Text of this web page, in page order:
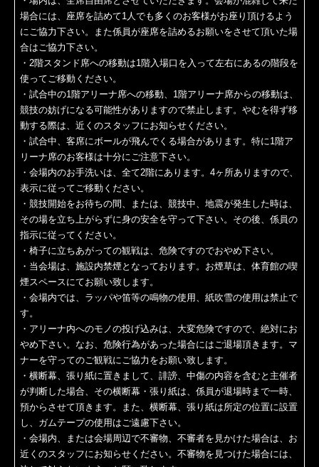
場合には、座席を詰めて1人でも多くのお客様がお座り頂けるよう
にご協力下さい。また係員が座席を詰めるお願いをさせて頂いた場
合はご協力下さい。
・2階スタンド席への移動は1階入場口を入って左右にあるの階段を
使ってご移動ください。
・試合中の1階アリーナ席への移動、1階アリーナ席からの移動は、
競技の妨げになる可能性がありますので禁止します。やむを得ず移
動する際は、近くのスタッフにお知らせください。
・試合中、客席にボールが飛んでくる場合があります。特に1階ア
リーナ席のお客様は十分にご注意下さい。
・会場内のお手洗いは、全て2階にあります。4ヶ所ありますので、
表示に従ってご移動ください。
・競技開始をお待ちの間、または、競技中、地震が発生した時は、
その場を立ち上がらずに身の安全を守って下さい。その後、係員の
指示に従ってください。
・椅子に立ちあがっての観戦は、危険ですのでおやめ下さい。
・当会場は、施設内禁煙となっております。お煙草は、体育館の喫
煙スペースにてお願い致します。
・会場内では、ラッパや笛等の鳴物の使用、紙吹雪の使用は禁止で
す。
・アリーナ内へのモノの投げ込みは、大変危険ですので、絶対にお
やめ下さい。なお、危険行為があった場合にはご退場頂きます。マ
ナーを守ってのご観戦にご協力をお願い致します。
・横断幕、張り紙に置きまして、誹謗、中傷の内容を含むと主催者
が判断した場合、その横断幕・張り紙は、係員が退場時まで一時、
預からさせて頂きます。また、横断幕、張り紙は所定の位置に設置
し、ガムテープの使用はご遠慮下さい。
・会場内、または会場周辺で不審物、不審者を見かけた場合は、お
近くのスタッフにお知らせください。不審物を見つけた場合には、